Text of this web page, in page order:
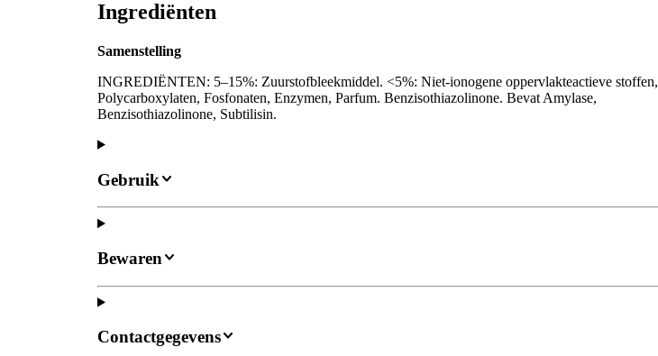
Ingrediënten
Samenstelling
INGREDIËNTEN: 5–15%: Zuurstofbleekmiddel. <5%: Niet-ionogene oppervlakteactieve stoffen,
Polycarboxylaten, Fosfonaten, Enzymen, Parfum. Benzisothiazolinone. Bevat Amylase,
Benzisothiazolinone, Subtilisin.
Gebruik
Bewaren
Contactgegevens